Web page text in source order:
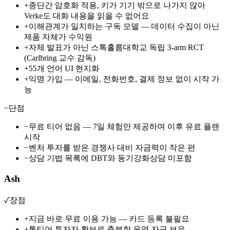
+종단간 암호화 적용, 키가 기기 밖으로 나가지 않아
Verke도 대화 내용을 읽을 수 없어요
+이해관계가 일치하는 구독 모델 — 데이터 수집이 아닌
제품 자체가 수익원
+자체 발표가 아닌 스톡홀름대학교 독립 3-arm RCT
(Carlbring 교수 감독)
+55개 언어 UI 현지화
+익명 가입 — 이메일, 전화번호, 결제 정보 없이 시작 가
능
−단점
−무료 티어 없음 — 7일 체험만 제공하며 이후 유료 플랜
시작
−벤처 투자를 받은 경쟁사 대비 자금력이 작은 편
−상담 기법 목록에 DBT와 동기강화상담 미포함
Ash
✓장점
+지금 바로 무료 이용 가능 — 카드 등록 불필요